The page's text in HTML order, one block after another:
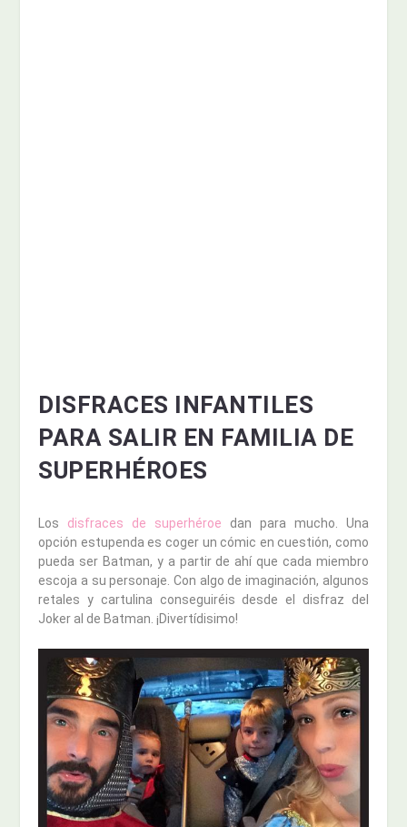
DISFRACES INFANTILES
PARA SALIR EN FAMILIA DE
SUPERHÉROES
Los disfraces de superhéroe dan para mucho. Una
opción estupenda es coger un cómic en cuestión, como
pueda ser Batman, y a partir de ahí que cada miembro
escoja a su personaje. Con algo de imaginación, algunos
retales y cartulina conseguiréis desde el disfraz del
Joker al de Batman. ¡Divertídisimo!